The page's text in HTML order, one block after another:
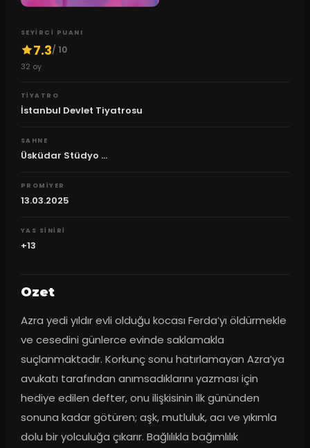
SEYIRCI PUANI
7.3/ 10
32 oy
TIYATRO
İstanbul Devlet Tiyatrosu
SAHNE
Üsküdar Stüdyo ...
PROMIYER
13.03.2025
YAS SINIRI
+13
Ozet
Azra yedi yıldır evli olduğu kocası Ferda’yı öldürmekle
ve cesedini günlerce evinde saklamakla
suçlanmaktadır. Korkunç sonu hatırlamayan Azra’ya
avukatı tarafından anımsadıklarını yazması için
hediye edilen defter, onu ilişkisinin ilk gününden
sonuna kadar götüren; aşk, mutluluk, acı ve yıkımla
dolu bir yolculuğa çıkarır. Bağlılıkla bağımlılık